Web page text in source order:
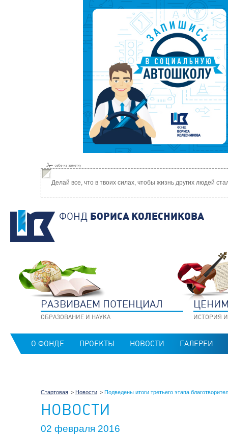
Делай все, что в твоих силах, чтобы жизнь других людей
ФОНД БОРИСА КОЛЕСНИКОВА
РАЗВИВАЕМ ПОТЕНЦИАЛ
ОБРАЗОВАНИЕ И НАУКА ИСТОРИЯ
О ФОНДЕ ПРОЕКТЫ НОВОСТИ ГАЛЕРЕИ
Стартовая Новости Подведены итоги третьего этапа
НОВОСТИ
02 февраля 2016